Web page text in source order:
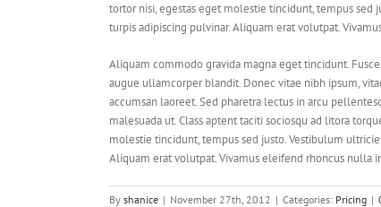
tortor nisi, egestas eget molestie tincidunt, tempus sed
turpis adipiscing pulvinar. Aliquam erat volutpat.
Aliquam commodo gravida magna eget tincidunt.
augue ullamcorper blandit. Donec vitae nibh ipsum,
accumsan laoreet. Sed pharetra lectus in arcu
malesuada ut. Class aptent taciti sociosqu ad litora
molestie tincidunt, tempus sed justo. Vestibulum
Aliquam erat volutpat. Vivamus eleifend rhoncus nulla
By shanice | November 27th, 2012 | Categories: Pricing |